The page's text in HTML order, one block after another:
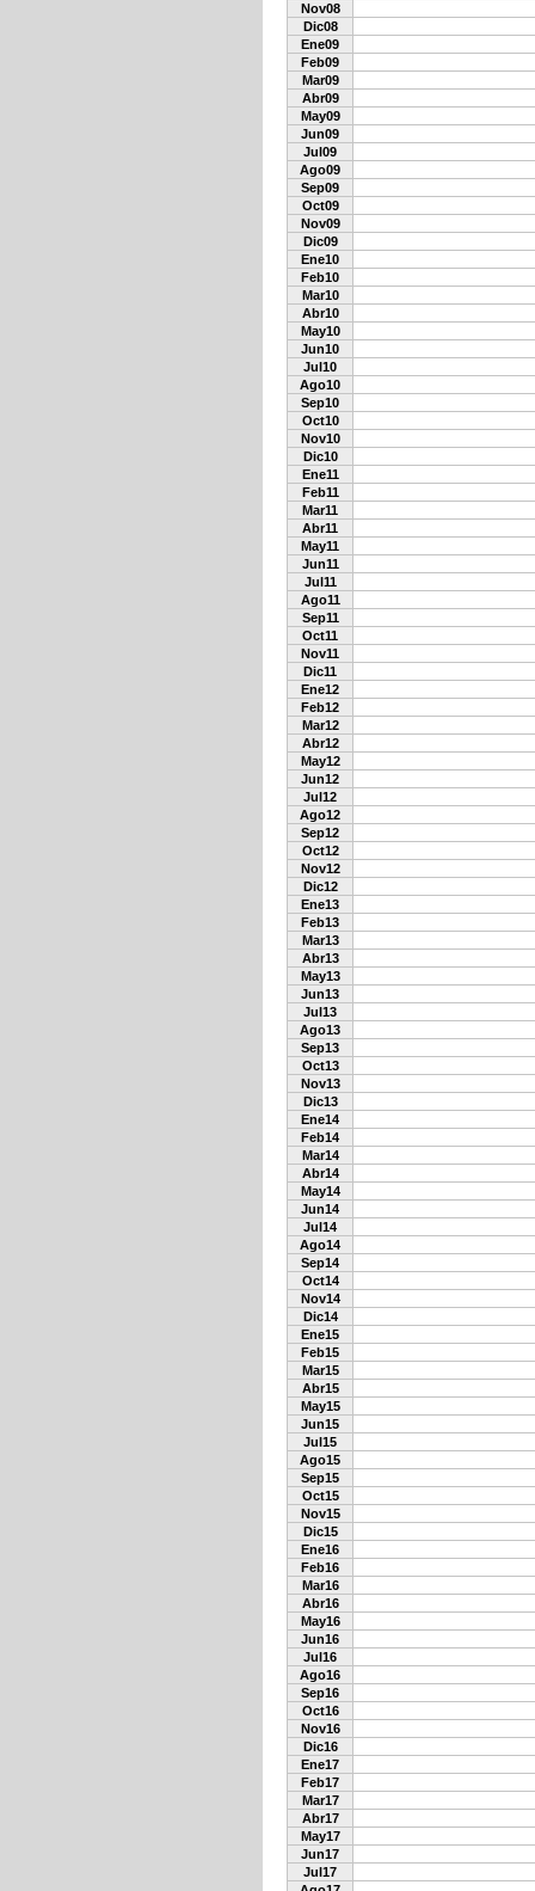
Nov08
Dic08
Ene09
Feb09
Mar09
Abr09
May09
Jun09
Jul09
Ago09
Sep09
Oct09
Nov09
Dic09
Ene10
Feb10
Mar10
Abr10
May10
Jun10
Jul10
Ago10
Sep10
Oct10
Nov10
Dic10
Ene11
Feb11
Mar11
Abr11
May11
Jun11
Jul11
Ago11
Sep11
Oct11
Nov11
Dic11
Ene12
Feb12
Mar12
Abr12
May12
Jun12
Jul12
Ago12
Sep12
Oct12
Nov12
Dic12
Ene13
Feb13
Mar13
Abr13
May13
Jun13
Jul13
Ago13
Sep13
Oct13
Nov13
Dic13
Ene14
Feb14
Mar14
Abr14
May14
Jun14
Jul14
Ago14
Sep14
Oct14
Nov14
Dic14
Ene15
Feb15
Mar15
Abr15
May15
Jun15
Jul15
Ago15
Sep15
Oct15
Nov15
Dic15
Ene16
Feb16
Mar16
Abr16
May16
Jun16
Jul16
Ago16
Sep16
Oct16
Nov16
Dic16
Ene17
Feb17
Mar17
Abr17
May17
Jun17
Jul17